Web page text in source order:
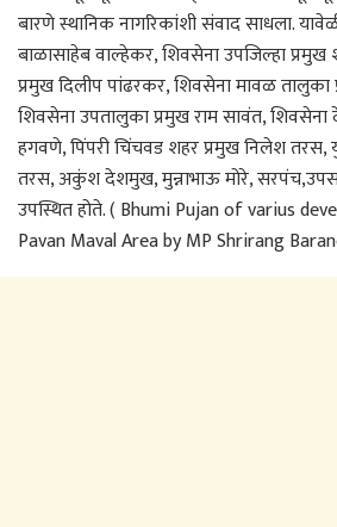
बारणे स्थानिक नागरिकांशी संवाद साधला.
बाळासाहेब वाल्हेकर, शिवसेना उपजिल्हा
प्रमुख दिलीप पांढरकर, शिवसेना मावळ तालुका
शिवसेना उपतालुका प्रमुख राम सावंत,
हगवणे, पिंपरी चिंचवड शहर प्रमुख निलेश तरस,
तरस, अकुंश देशमुख, मुन्नाभाऊ मोरे,
उपस्थित होते. ( Bhumi Pujan of varius
Pavan Maval Area by MP Shrirang